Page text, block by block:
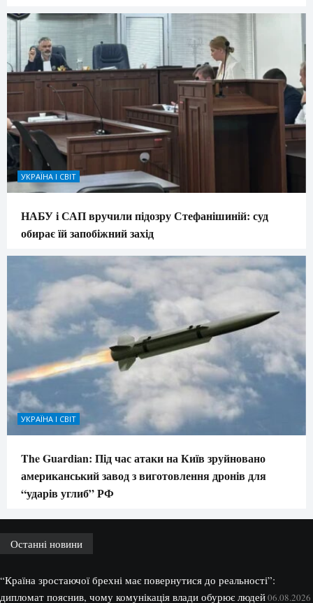
УКРАЇНА І СВІТ
НАБУ і САП вручили підозру Стефанішиній: суд
обирає їй запобіжний захід
УКРАЇНА І СВІТ
The Guardian: Під час атаки на Київ зруйновано
американський завод з виготовлення дронів для
“ударів углиб” РФ
Останні новини
“Країна зростаючої брехні має повернутися до реальності”:
дипломат пояснив, чому комунікація влади обурює людей06.08.2026